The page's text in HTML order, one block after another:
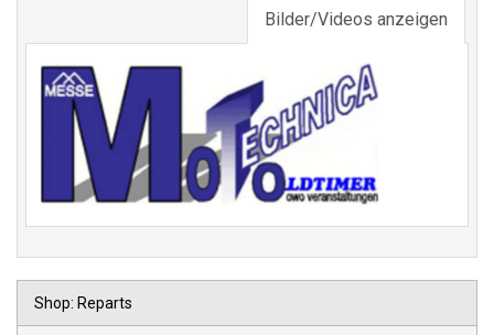
Bilder/Videos anzeigen
Shop: Reparts